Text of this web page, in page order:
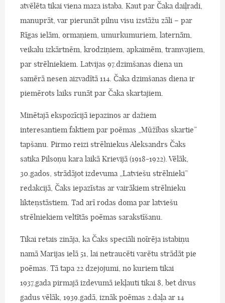
atvēlēta tikai viena maza istaba. Kaut par Čaka daiļradi,
manuprāt, var pierunāt pilnu visu izstāžu zāli – par
Rīgas ielām, ormaņiem, umurkumuriem, laternām,
veikalu izkārtnēm, krodziņiem, apkaimēm, tramvajiem,
par strēlniekiem. Latvijas 97.dzimšanas diena un
samērā nesen aizvadītā 114. Čaka dzimšanas diena ir
piemērots laiks runāt par Čaka skartajiem.
Minētajā ekspozīcijā iepazinos ar dažiem
interesantiem faktiem par poēmas „Mūžības skartie”
tapšanu. Pirmo reizi strēlniekus Aleksandrs Čaks
satika Pilsoņu kara laikā Krievijā (1918-1922). Vēlāk,
30.gados, strādājot izdevuma „Latviešu strēlnieki”
redakcijā, Čaks iepazīstas ar vairākiem strēlnieku
likteņstāstiem. Tad arī rodas doma par latviešu
strēlniekiem veltītās poēmas sarakstīšanu.
Tikai retais zināja, ka Čaks speciāli noīrēja istabiņu
namā Marijas ielā 51, lai netraucēti varētu strādāt pie
poēmas. Tā tapa 22 dzejojumi, no kuriem tikai
1937.gada pirmajā izdevumā iekļauti tikai 8, bet divus
gadus vēlāk, 1939.gadā, iznāk poēmas 2.daļa ar 14